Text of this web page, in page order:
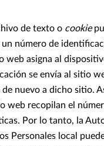
de texto o cookie
número de
web asigna al
se envía al sitio
nuevo a dicho sitio.
web recopilan el
Por lo tanto, la
Personales local